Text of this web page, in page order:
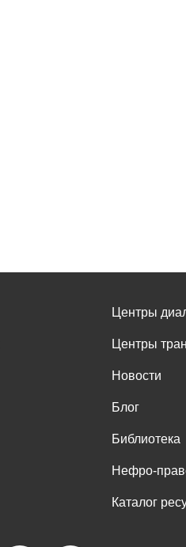
Центры
Центры
Новости
Блог
Библиотека
Нефро-
Каталог